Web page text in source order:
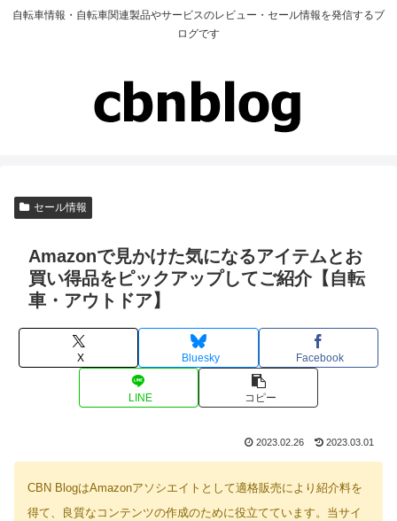
自転車情報・自転車関連製品やサービスのレビュー・セール情報を発信するブ
ログです
セール情報
Amazonで見かけた気になるアイテムとお
買い得品をピックアップしてご紹介【自転
車・アウトドア】
X Bluesky Facebook
LINE コピー
2023.02.26 2023.03.01
CBN BlogはAmazonアソシエイトとして適格販売により紹介料を
得て、良質なコンテンツの作成のために役立てています。当サイ